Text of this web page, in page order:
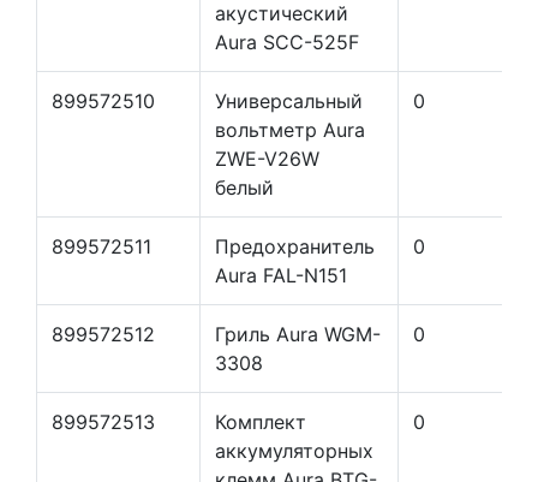
акустический
Aura SCC-525F
899572510
Универсальный
вольтметр Aura
ZWE-V26W
белый
0
899572511
Предохранитель
Aura FAL-N151
0
899572512
Гриль Aura WGM-
3308
0
899572513
Комплект
аккумуляторных
0